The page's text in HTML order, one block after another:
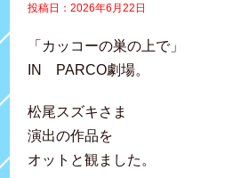
投稿日：2026年6月22日
「カッコーの巣の上で」
IN PARCO劇場。
松尾スズキさま
演出の作品を
オットと観ました。